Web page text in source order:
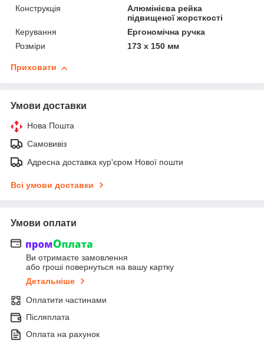
Конструкція
Алюмінієва рейка
підвищеної жорсткості
Керування
Ергономічна ручка
Розміри
173 х 150 мм
Приховати
Умови доставки
Нова Пошта
Самовивіз
Адресна доставка кур'єром Нової пошти
Всі умови доставки
Умови оплати
Ви отримаєте замовлення
або гроші повернуться на вашу картку
Детальніше
Оплатити частинами
Післяплата
Оплата на рахунок